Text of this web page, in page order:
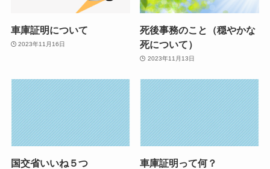
車庫証明について
2023年11月16日
死後事務のこと（穏やかな
死について）
2023年11月13日
国交省いいね５つ 車庫証明って何？